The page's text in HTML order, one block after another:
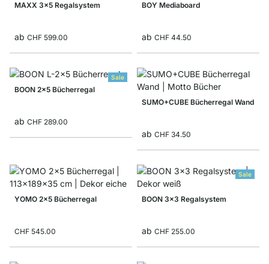
MAXX 3x5 Regalsystem
ab CHF 599.00
BOY Mediaboard
ab CHF 44.50
Sale
BOON 2x5 Bücherregal
ab CHF 289.00
SUMO+CUBE Bücherregal Wand
ab CHF 34.50
YOMO 2x5 Bücherregal
CHF 545.00
Sale
BOON 3x3 Regalsystem
ab CHF 255.00